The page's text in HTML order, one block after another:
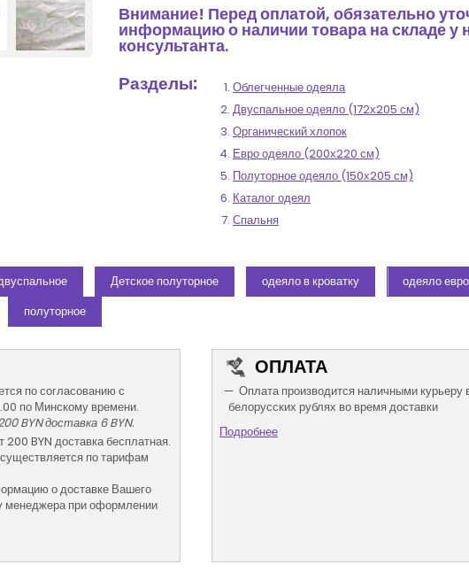
-1
Внимание! Перед оплатой, обязательно
информацию о наличии товара на складе у
консультанта.
Разделы:
Облегченные одеяла
Двуспальное одеяло (172х205 см)
Органический хлопок
Евро одеяло (200х220 см)
Полуторное одеяло (150х205 см)
Каталог одеял
Спальня
Детское полуторное одеяло в кроватку
одеяло евро
полуторное
по согласованию с
по Минскому времени.
BYN доставка 6 BYN.
200 BYN доставка бесплатная.
по тарифам
о доставке Вашего
менеджера при оформлении
ОПЛАТА
Оплата производится наличными курьеру
белорусских рублях во время доставки
Подробнее